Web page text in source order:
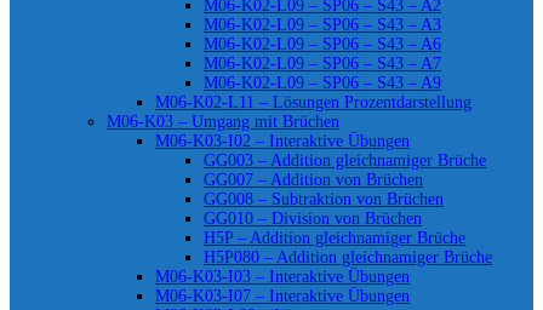
M06-K02-L09 – SP06 – S43 – A2
M06-K02-L09 – SP06 – S43 – A3
M06-K02-L09 – SP06 – S43 – A6
M06-K02-L09 – SP06 – S43 – A7
M06-K02-L09 – SP06 – S43 – A9
M06-K02-L11 – Lösungen Prozentdarstellung
M06-K03 – Umgang mit Brüchen
M06-K03-I02 – Interaktive Übungen
GG003 – Addition gleichnamiger Brüche
GG007 – Addition von Brüchen
GG008 – Subtraktion von Brüchen
GG010 – Division von Brüchen
H5P – Addition gleichnamiger Brüche
H5P080 – Addition gleichnamiger Brüche
M06-K03-I03 – Interaktive Übungen
M06-K03-I07 – Interaktive Übungen